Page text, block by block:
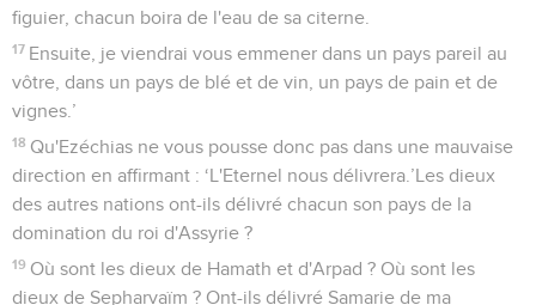
figuier, chacun boira de l'eau de sa citerne.
17 Ensuite, je viendrai vous emmener dans un pays pareil au
vôtre, dans un pays de blé et de vin, un pays de pain et de
vignes.’
18 Qu'Ezéchias ne vous pousse donc pas dans une mauvaise
direction en affirmant : ‘L'Eternel nous délivrera.’Les dieux
des autres nations ont-ils délivré chacun son pays de la
domination du roi d'Assyrie ?
19 Où sont les dieux de Hamath et d'Arpad ? Où sont les
dieux de Sepharvaïm ? Ont-ils délivré Samarie de ma